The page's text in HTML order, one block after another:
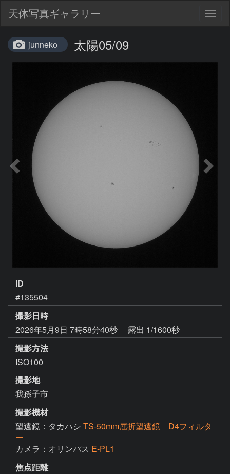
天体写真ギャラリー
junneko 太陽05/09
ID
#135504
撮影日時
2026年5月9日 7時58分40秒
露出 1/1600秒
撮影方法
ISO100
撮影地
我孫子市
撮影機材
望遠鏡：タカハシ TS-50mm屈折望遠鏡 D4フィルタ
ー
カメラ：オリンパス E-PL1
焦点距離